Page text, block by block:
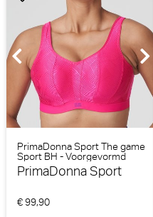
PrimaDonna Sport The game
Sport BH - Voorgevormd
(Electric Pink)
PrimaDonna Sport
€ 99,90